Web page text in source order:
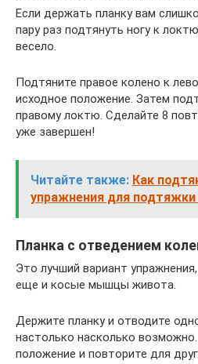
Если держать планку вам
пару раз подтянуть ногу к
весело.
Подтяните правое колено к
исходное положение. Затем
правому локтю. Сделайте 8
уже завершен!
Читайте также: Как
упражнения для
Планка с отведением
Это лучший вариант
еще и косые мышцы живота.
Держите планку и отводите
настолько насколько
положение и повторите для